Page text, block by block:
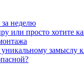
неделю
или просто хотите
замыслу